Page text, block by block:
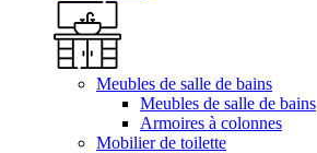
Meubles de salle de bains
Meubles de salle de bains
Armoires à colonnes
Mobilier de toilette